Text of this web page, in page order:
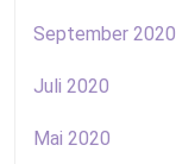
September 2020
Juli 2020
Mai 2020